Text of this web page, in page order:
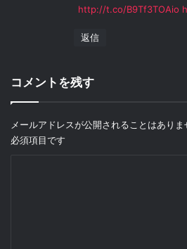
http://t.co/B9Tf3TOAio
返信
コメントを残す
メールアドレスが公開されることはありま
必須項目です